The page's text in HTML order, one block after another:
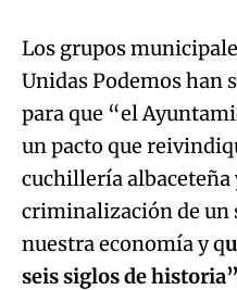
Try
Los grupos
Unidas Podemos han
para que “el
un pacto que
cuchillería albaceteña
criminalización de un
nuestra economía y q
seis siglos de